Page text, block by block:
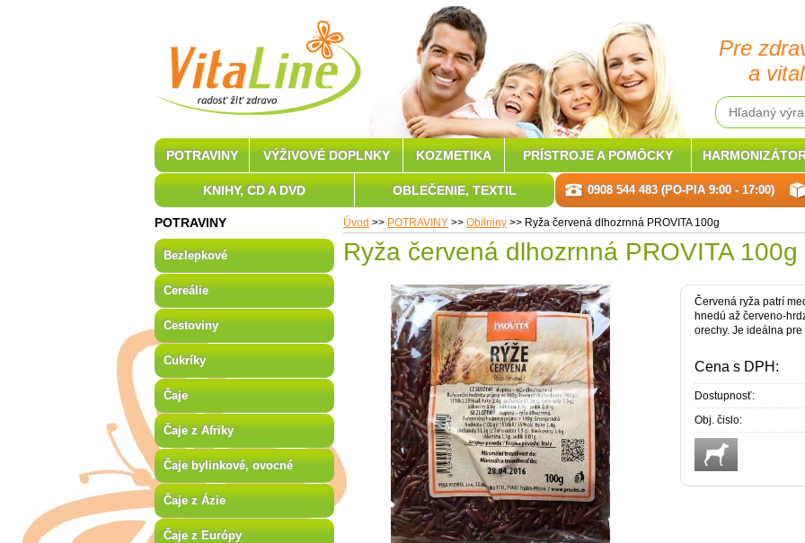
Pre
a
Úvod >> POTRAVINY >> Obilniny >> Ryža červená dlhozrnná PROVITA 100g
Ryža červená dlhozrnná PROVITA 100g
Červená ryža patrí
hnedú až červeno-
orechy. Je ideálna
Cena s DPH:
Dostupnosť:
Obj. čislo:
POTRAVINY
Bezlepkové
Cereálie
Cestoviny
Cukríky
Čaje
Čaje z Afriky
Čaje bylinkové, ovocné
Čaje z Ázie
Čaje z Európy
POTRAVINY VÝŽIVOVÉ DOPLNKY KOZMETIKA PRÍSTROJE A POMÔCKY
KNIHY, CD A DVD OBLEČENIE, TEXTIL 0908 544 483 (PO-PIA 9:00 - 17:00)